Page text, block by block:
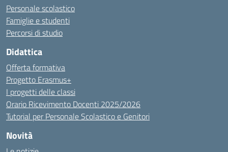
Personale scolastico
Famiglie e studenti
Percorsi di studio
Didattica
Offerta formativa
Progetto Erasmus+
I progetti delle classi
Orario Ricevimento Docenti 2025/2026
Tutorial per Personale Scolastico e Genitori
Novità